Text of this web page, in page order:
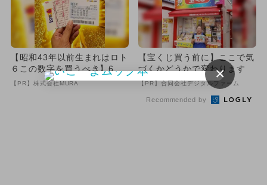
【昭和43年以前生まれはロト
６この数字を買うべき】6つ
の数字が「完全一致」する
【PR】株式会社MURA
【宝くじ買う前に】ここで気
づくかどうかで変わります
【PR】合同会社デジタルファーム
Recommended by
×